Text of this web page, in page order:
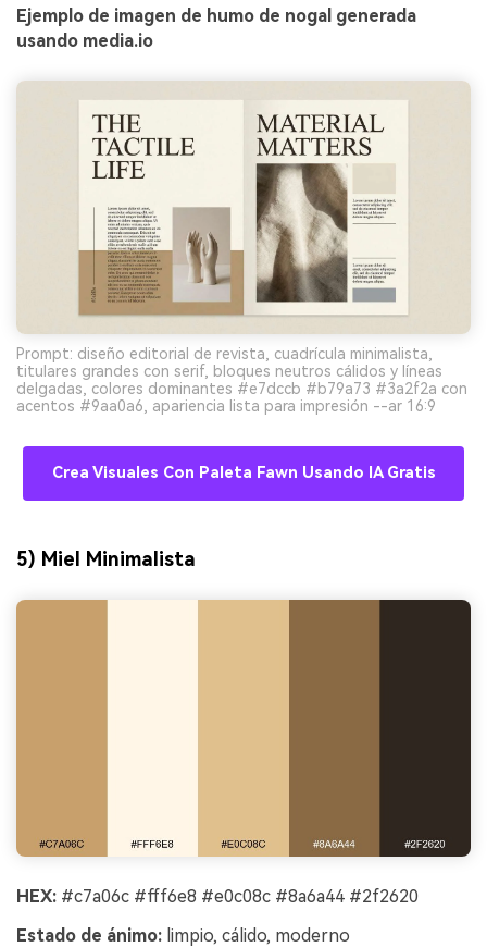
Ejemplo de imagen de humo de nogal generada
usando media.io
Prompt: diseño editorial de revista, cuadrícula minimalista,
titulares grandes con serif, bloques neutros cálidos y líneas
delgadas, colores dominantes #e7dccb #b79a73 #3a2f2a con
acentos #9aa0a6, apariencia lista para impresión --ar 16:9
Crea Visuales Con Paleta Fawn Usando IA Gratis
5) Miel Minimalista
HEX: #c7a06c #fff6e8 #e0c08c #8a6a44 #2f2620
Estado de ánimo: limpio, cálido, moderno